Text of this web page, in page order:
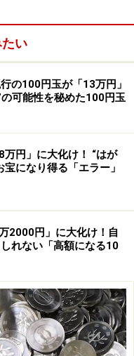
代償
中小企業に深刻な影
本には大企業を頂点と
は、系列の上位にあ
出して、その下請けと
るものであり、人件費
が下がる。
企業から図面をもら
えるだけでなく、出来
もらえた。
売をする必要がない。
い
の100円玉が「13万円」
の可能性を秘めた100円玉
円」に大化け！ “はが
になり得る「エラー」
2000円」に大化け！自
れない「高額になる10